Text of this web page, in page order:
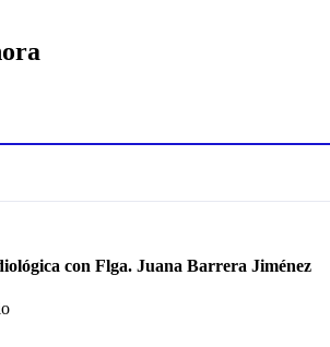
con Flga. Juana Barrera Jiménez